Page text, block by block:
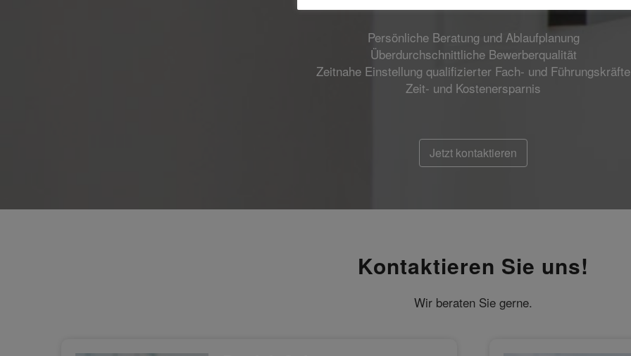
Persönliche Beratung und Ablaufplanung
Überdurchschnittliche Bewerberqualität
Zeitnahe Einstellung qualifizierter Fach- und Führungskräfte
Zeit- und Kostenersparnis
Jetzt kontaktieren
Kontaktieren Sie uns!
Wir beraten Sie gerne.